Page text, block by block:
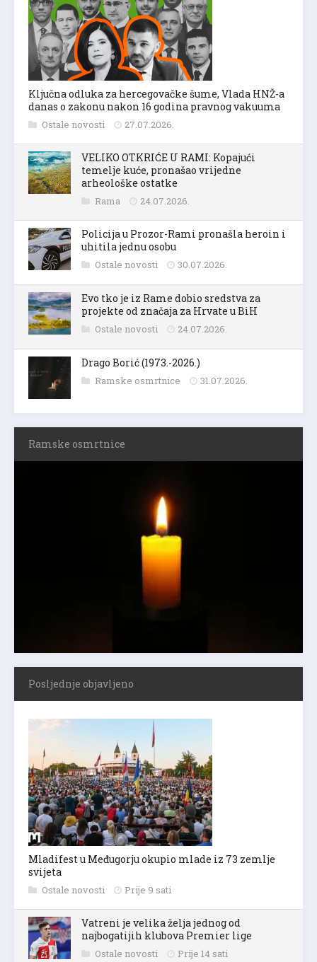
Ključna odluka za hercegovačke šume, Vlada HNŽ-a
danas o zakonu nakon 16 godina pravnog vakuuma
Ostale novosti 27.07.2026.
VELIKO OTKRIĆE U RAMI: Kopajući
temelje kuće, pronašao vrijedne
arheološke ostatke
Rama 24.07.2026.
Policija u Prozor-Rami pronašla heroin i
uhitila jednu osobu
Ostale novosti 30.07.2026.
Evo tko je iz Rame dobio sredstva za
projekte od značaja za Hrvate u BiH
Ostale novosti 24.07.2026.
Drago Borić (1973.-2026.)
Ramske osmrtnice 31.07.2026.
Ramske osmrtnice
Posljednje objavljeno
Mladifest u Međugorju okupio mlade iz 73 zemlje
svijeta
Ostale novosti Prije 9 sati
Vatreni je velika želja jednog od
najbogatijih klubova Premier lige
Ostale novosti Prije 14 sati